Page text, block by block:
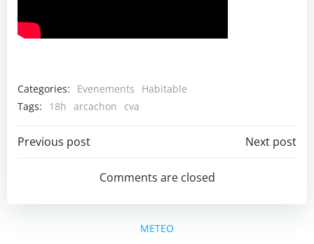
Categories: Evenements
Habitable
Tags:
18h arcachon cva
Post
navigation
Previous post
navigation
Next post
Comments are closed
METEO